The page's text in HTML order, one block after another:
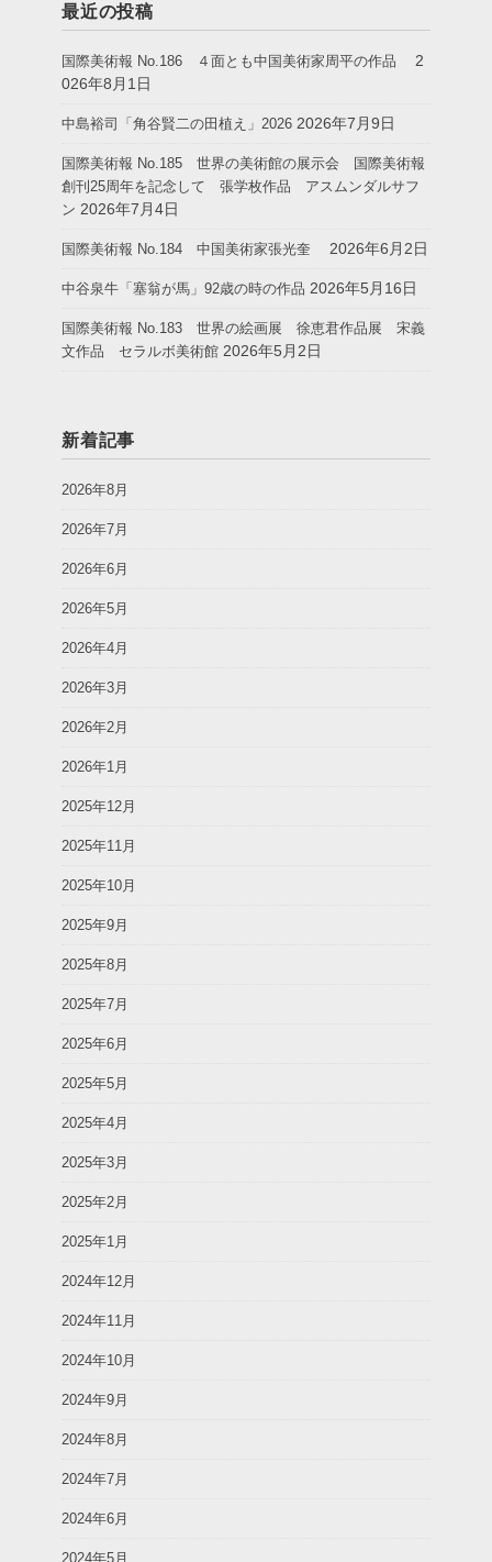
最近の投稿
国際美術報 No.186 ４面とも中国美術家周平の作品
2
026年8月1日
中島裕司「角谷賢二の田植え」2026 2026年7月9日
国際美術報 No.185 世界の美術館の展示会 国際美術報
創刊25周年を記念して 張学枚作品 アスムンダルサフ
ン 2026年7月4日
国際美術報 No.184 中国美術家張光奎 2026年6月2日
中谷泉牛「塞翁が馬」92歳の時の作品 2026年5月16日
国際美術報 No.183 世界の絵画展 徐恵君作品展 宋義
文作品 セラルボ美術館 2026年5月2日
新着記事
2026年8月
2026年7月
2026年6月
2026年5月
2026年4月
2026年3月
2026年2月
2026年1月
2025年12月
2025年11月
2025年10月
2025年9月
2025年8月
2025年7月
2025年6月
2025年5月
2025年4月
2025年3月
2025年2月
2025年1月
2024年12月
2024年11月
2024年10月
2024年9月
2024年8月
2024年7月
2024年6月
2024年5月